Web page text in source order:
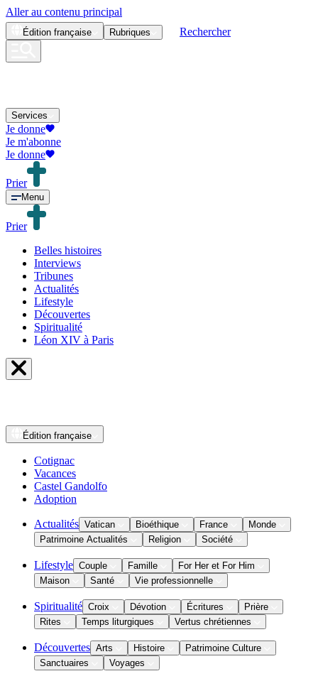
Aller au contenu principal
Édition française Rubriques Rechercher
Services
Je donne
Je m'abonne
Je donne
Prier
Menu
Prier
Belles histoires
Interviews
Tribunes
Actualités
Lifestyle
Découvertes
Spiritualité
Léon XIV à Paris
Édition française
Cotignac
Vacances
Castel Gandolfo
Adoption
Actualités Vatican Bioéthique France
Monde
Patrimoine Actualités
Religion Société
Lifestyle Couple Famille
For Her et For Him
Maison
Santé Vie professionnelle
Spiritualité Croix Dévotion Écritures
Prière
Rites
Temps liturgiques Vertus chrétiennes
Découvertes Arts Histoire
Patrimoine Culture
Sanctuaires
Voyages